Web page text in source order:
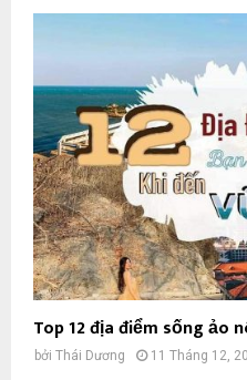
Top 12 địa điểm sống ảo
bởi Thái Dương 11 Tháng 12,